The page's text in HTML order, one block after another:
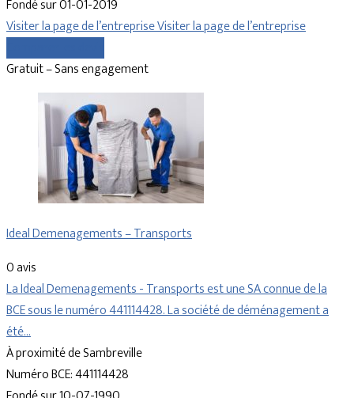
Fondé sur 01-01-2019
Visiter la page de l’entrepriseVisiter la page de l’entreprise
Gratuit – Sans engagement
Ideal Demenagements – Transports
0 avis
La Ideal Demenagements - Transports est une SA connue de la
BCE sous le numéro 441114428. La société de déménagement a
été…
À proximité de Sambreville
Numéro BCE: 441114428